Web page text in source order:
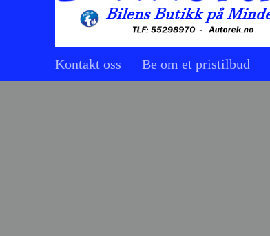
Kontakt oss Be om et pristilbud